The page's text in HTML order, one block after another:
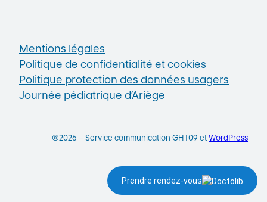
Prendre rendez-vous
Mentions légales
Politique de confidentialité et cookies
Politique protection des données usagers
Journée pédiatrique d’Ariège
©2026 – Service communication GHT09 et WordPress